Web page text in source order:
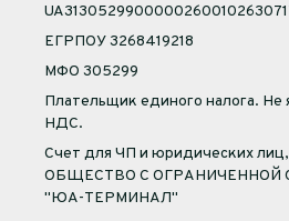
ЕГРПОУ 3268419218
МФО 305299
Плательщик единого налога. Не
НДС.
Счет для ЧП и юридических
ОБЩЕСТВО С ОГРАНИЧЕННОЙ
"ЮА-ТЕРМИНАЛ"